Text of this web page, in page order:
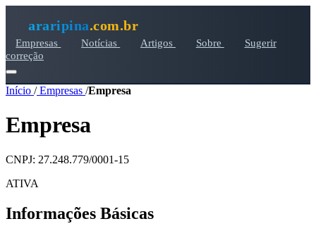
araripina.com.br
Empresas Notícias Artigos Sobre
Sugerir
correção
Início /Empresas /Empresa
Empresa
CNPJ: 27.248.779/0001-15
ATIVA
Informações Básicas